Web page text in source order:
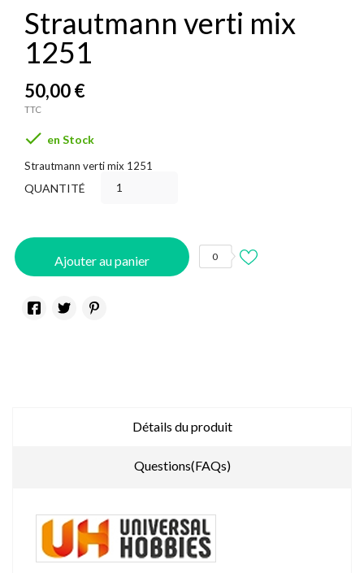
Strautmann verti mix
1251
50,00 €
TTC
 en Stock
Strautmann verti mix 1251
QUANTITÉ
Ajouter au panier 0
Détails du produit
Questions(FAQs)